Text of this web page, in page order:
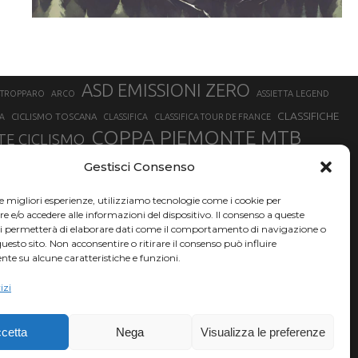
Gestisci Consenso
migliori esperienze, utilizziamo tecnologie come i cookie per
e/o accedere alle informazioni del dispositivo. Il consenso a queste
permetterà di elaborare dati come il comportamento di navigazione o
sito. Non acconsentire o ritirare il consenso può influire
su alcune caratteristiche e funzioni.
Nega Visualizza le preferenze
ARCO ASD EMISSIONI ZERO ASSIETTA LEGEND
CICLISMO TOSCANA CLASSIFICA CLASSIFICA TOUR DE FRANCE CLASSIFICHE
CICLISMO COPPA PIEMONTE MTB
FABIO ARU FIAB FINALE LIGURE
HERVÉ BARMASSE INSUBRIA BIKE FESTIVAL
LUCA BRAIDOT MARATHON BIKE DELLA BRIANZA
MATHIEU VAN DER POEL
TRIATHLON OLIMPICO